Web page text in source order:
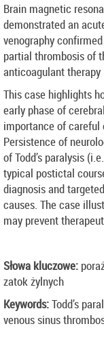
Brain magnetic
demonstrated an
venography
partial thrombosis of
anticoagulant
This case highlights
early phase of
importance of careful
Persistence of
of Todd’s paralysis
typical postictal
diagnosis and
causes. The case
may prevent
Słowa kluczowe:
zatok żylnych
Keywords:Todd’s
venous sinus